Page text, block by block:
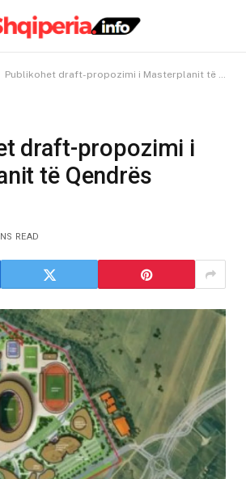
Publikohet draft-propozimi i Masterplanit të Qendrës Olimpike
draft-propozimi i
të Qendrës
READ